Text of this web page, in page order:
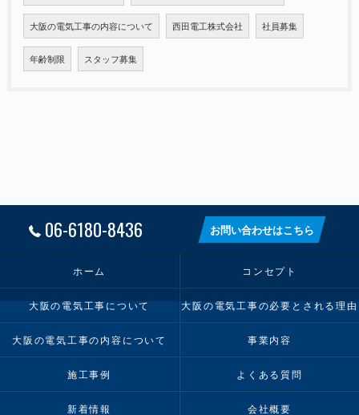
大阪の電気工事の内容について 西田電工株式会社 社員募集
年齢制限 スタッフ募集
06-6180-8436 お問い合わせはこちら
ホーム コンセプト
大阪の電気工事について 大阪の電気工事の必要とされる理由
大阪の電気工事の内容について 事業内容
施工事例 よくある質問
新着情報 会社概要